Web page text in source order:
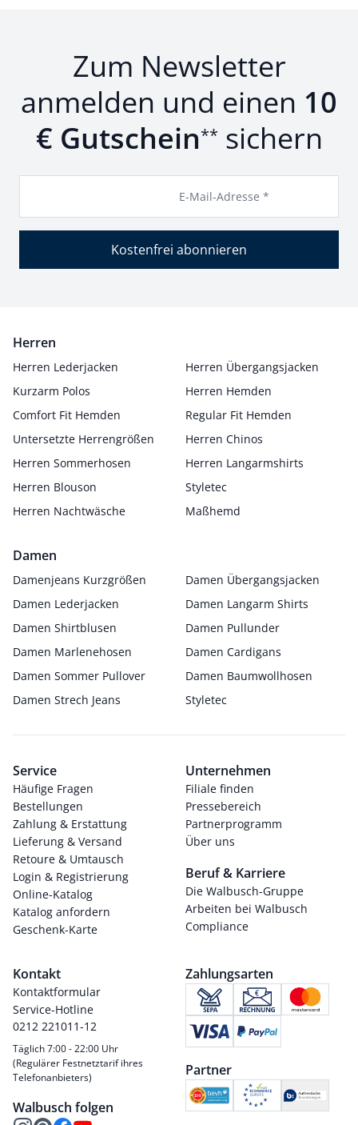
Zum Newsletter
anmelden und einen 10
€ Gutschein** sichern
E-Mail-Adresse *
Kostenfrei abonnieren
Herren
Herren Lederjacken
Herren Übergangsjacken
Kurzarm Polos
Herren Hemden
Comfort Fit Hemden
Regular Fit Hemden
Untersetzte Herrengrößen
Herren Chinos
Herren Sommerhosen
Herren Langarmshirts
Herren Blouson
Styletec
Herren Nachtwäsche
Maßhemd
Damen
Damenjeans Kurzgrößen
Damen Übergangsjacken
Damen Lederjacken
Damen Langarm Shirts
Damen Shirtblusen
Damen Pullunder
Damen Marlenehosen
Damen Cardigans
Damen Sommer Pullover
Damen Baumwollhosen
Damen Strech Jeans
Styletec
Service
Häufige Fragen
Bestellungen
Zahlung & Erstattung
Lieferung & Versand
Retoure & Umtausch
Login & Registrierung
Online-Katalog
Katalog anfordern
Geschenk-Karte
Unternehmen
Filiale finden
Pressebereich
Partnerprogramm
Über uns
Beruf & Karriere
Die Walbusch-Gruppe
Arbeiten bei Walbusch
Compliance
Kontakt
Kontaktformular
Service-Hotline
0212 221011-12
Täglich 7:00 - 22:00 Uhr
(Regulärer Festnetztarif ihres
Telefonanbieters)
Walbusch folgen
Zahlungsarten
Partner